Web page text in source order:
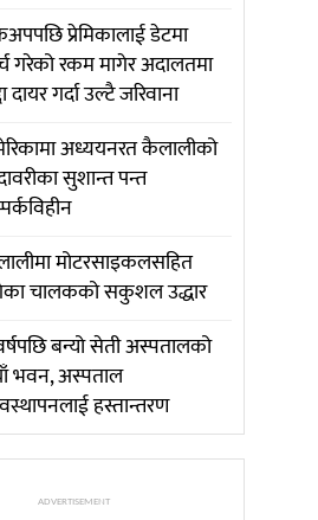
प्रेमिकालाई डेटमा
गरेको रकम मागेर अदालतमा
दायर गर्दा उल्टै जरिवाना
अध्ययनरत कैलालीको
सुशान्त पन्त
मोटरसाइकलसहित
चालकको सकुशल उद्धार
बन्यो सेती अस्पतालको
भवन, अस्पताल
हस्तान्तरण
ADVERTISEMENT